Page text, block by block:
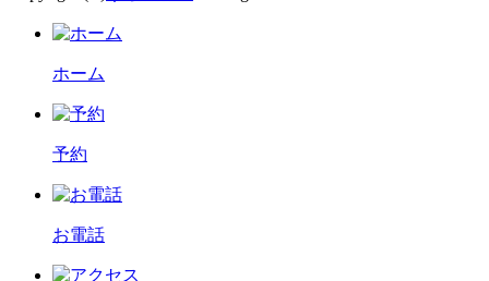
ホーム
予約
お電話